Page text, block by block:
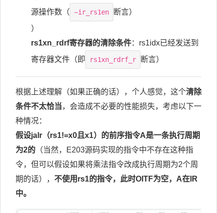
源操作数（
~ir_rs1en
断言）
）
rs1xn_rdrf寄存器的清除条件：rs1idx已经发送到
寄存器文件（即
rs1xn_rdrf_r 断言）
根据上述理解（如果正确的话），个人感觉，这个清除
条件不太恰当，会造成不必要的性能损失，考虑以下一
种情况：
假设jalr（rs1!=x0且x1）的前序指令A是一条执行周期
为2的 （当然，E203源码实现的指令中不存在这种指
令，但可以假设如果将乘法指令改成执行周期为2个周
期的话）， 不使用rs1的指令，此时OITF为空，A在IR
中。